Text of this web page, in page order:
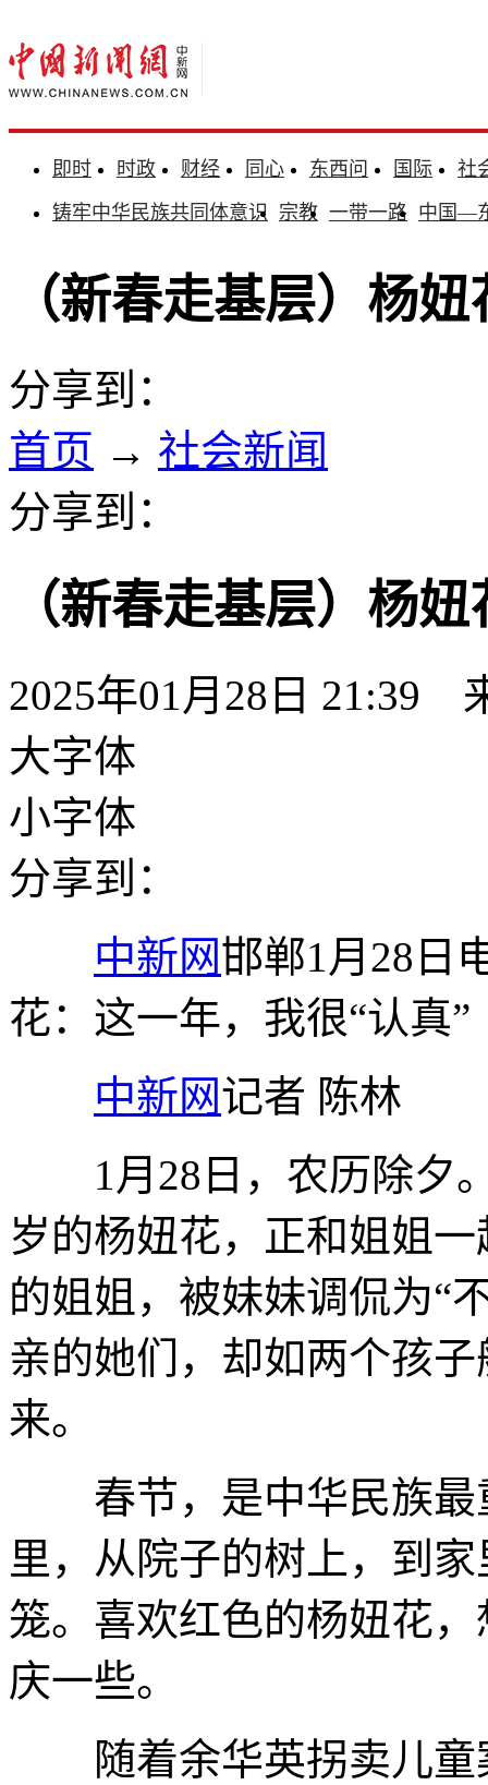
即时 时政 财经 同心 东西问 国际
社
铸牢中华民族共同体意识 宗教 一带一路 中国—
（新春走基层）杨
分享到：
首页 → 社会新闻
分享到：
（新春走基层）杨
2025年01月28日 21:39
大字体
小字体
分享到：
中新网邯郸1月28日
花：这一年，我很“认真”
中新网记者 陈林
1月28日，农历除夕。
岁的杨妞花，正和姐姐
的姐姐，被妹妹调侃为“
亲的她们，却如两个孩
来。
春节，是中华民族最
里，从院子的树上，到
笼。喜欢红色的杨妞花
庆一些。
随着余华英拐卖儿童